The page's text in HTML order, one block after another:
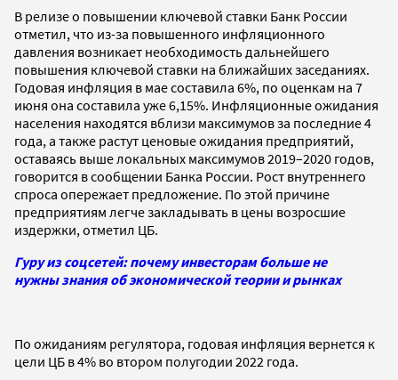
В релизе о повышении ключевой ставки Банк России
отметил, что из-за повышенного инфляционного
давления возникает необходимость дальнейшего
повышения ключевой ставки на ближайших заседаниях.
Годовая инфляция в мае составила 6%, по оценкам на 7
июня она составила уже 6,15%. Инфляционные ожидания
населения находятся вблизи максимумов за последние 4
года, а также растут ценовые ожидания предприятий,
оставаясь выше локальных максимумов 2019–2020 годов,
говорится в сообщении Банка России. Рост внутреннего
спроса опережает предложение. По этой причине
предприятиям легче закладывать в цены возросшие
издержки, отметил ЦБ.
Гуру из соцсетей: почему инвесторам больше не
нужны знания об экономической теории и рынках
По ожиданиям регулятора, годовая инфляция вернется к
цели ЦБ в 4% во втором полугодии 2022 года.